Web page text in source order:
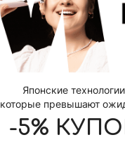
Японские
которые превышают
-5%